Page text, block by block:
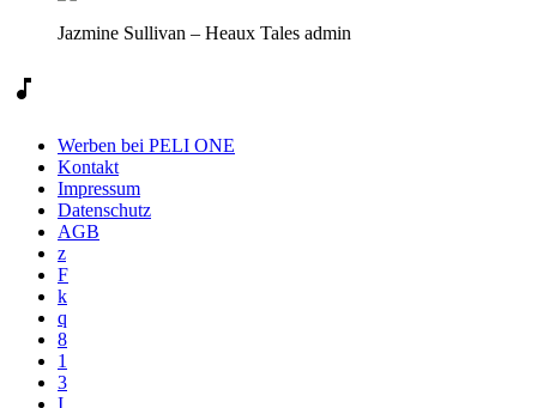
Jazmine Sullivan – Heaux Tales admin
music_note
Werben bei PELI ONE
Kontakt
Impressum
Datenschutz
AGB